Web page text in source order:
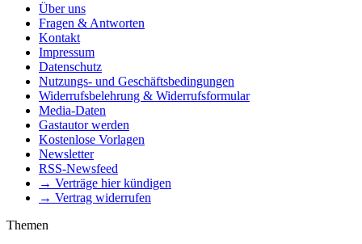
Über uns
Fragen & Antworten
Kontakt
Impressum
Datenschutz
Nutzungs- und Geschäftsbedingungen
Widerrufsbelehrung & Widerrufsformular
Media-Daten
Gastautor werden
Kostenlose Vorlagen
Newsletter
RSS-Newsfeed
→ Verträge hier kündigen
→ Vertrag widerrufen
Themen